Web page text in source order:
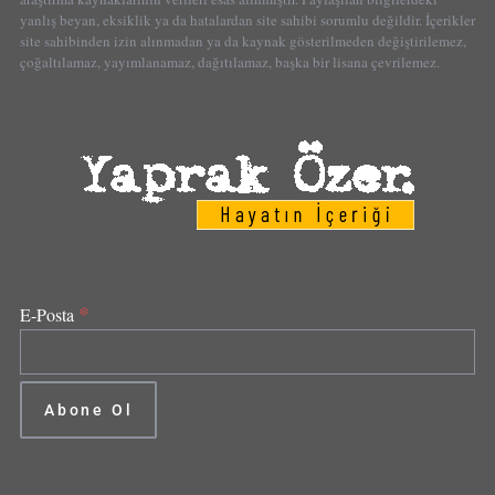
yanlış beyan, eksiklik ya da hatalardan site sahibi sorumlu değildir. İçerikler
site sahibinden izin alınmadan ya da kaynak gösterilmeden değiştirilemez,
çoğaltılamaz, yayımlanamaz, dağıtılamaz, başka bir lisana çevrilemez.
E-Posta *